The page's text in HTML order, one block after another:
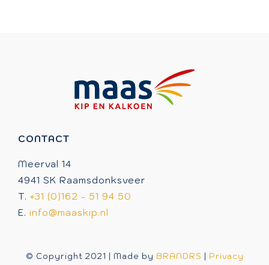
CONTACT
Meerval 14
4941 SK Raamsdonksveer
T. +31 (0)162 - 51 94 50
E. info@maaskip.nl
© Copyright 2021 | Made by BRANDRS | Privacy